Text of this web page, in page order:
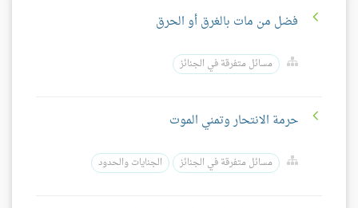
فضل من مات بالغرق أو الحرق
مسائل متفرقة في الجنائز
حرمة الانتحار وتمني الموت
مسائل متفرقة في الجنائز الجنايات والحدود